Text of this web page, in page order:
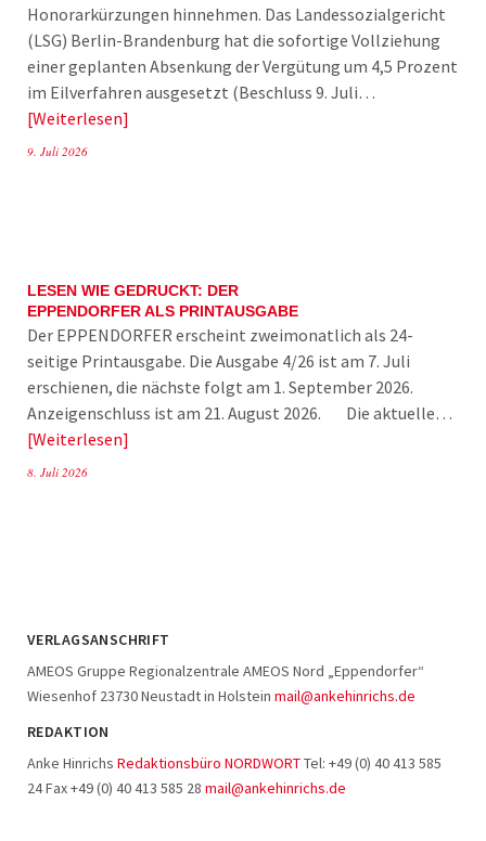
Honorarkürzungen hinnehmen. Das Landessozialgericht
(LSG) Berlin-Brandenburg hat die sofortige Vollziehung
einer geplanten Absenkung der Vergütung um 4,5 Prozent
im Eilverfahren ausgesetzt (Beschluss 9. Juli…
Weiterlesen
9. Juli 2026
LESEN WIE GEDRUCKT: DER
EPPENDORFER ALS PRINTAUSGABE
Der EPPENDORFER erscheint zweimonatlich als 24-
seitige Printausgabe. Die Ausgabe 4/26 ist am 7. Juli
erschienen, die nächste folgt am 1. September 2026.
Anzeigenschluss ist am 21. August 2026. Die aktuelle…
Weiterlesen
8. Juli 2026
VERLAGSANSCHRIFT
AMEOS Gruppe Regionalzentrale AMEOS Nord „Eppendorfer“
Wiesenhof 23730 Neustadt in Holstein mail@ankehinrichs.de
REDAKTION
Anke Hinrichs Redaktionsbüro NORDWORTTel: +49 (0) 40 413 585
24 Fax +49 (0) 40 413 585 28 mail@ankehinrichs.de